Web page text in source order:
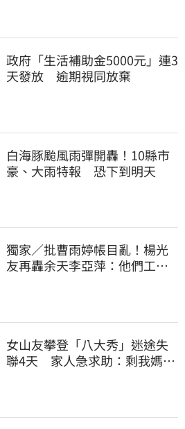
政府「生活補助金5000元」連3
天發放 逾期視同放棄
白海豚颱風雨彈開轟！10縣市
豪、大雨特報 恐下到明天
獨家／批曹雨婷帳目亂！楊光
友再轟余天李亞萍：他們工會
女山友攀登「八大秀」迷途失
聯4天 家人急求助：剩我媽還